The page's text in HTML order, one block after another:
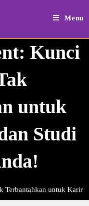
Menu
Kunci
untuk
Studi
Terbantahkan untuk Karir